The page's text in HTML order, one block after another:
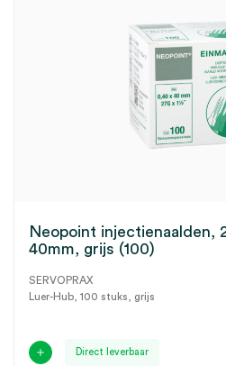
Neopoint injectienaalden,
40mm, grijs (100)
SERVOPRAX
Luer-Hub, 100 stuks, grijs
Direct leverbaar